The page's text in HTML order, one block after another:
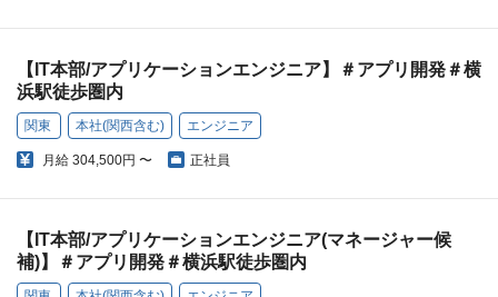
【IT本部/アプリケーションエンジニア】＃アプリ開発＃横
浜駅徒歩圏内
関東 本社(関西含む) エンジニア
月給 304,500円 〜 正社員
【IT本部/アプリケーションエンジニア(マネージャー候
補)】＃アプリ開発＃横浜駅徒歩圏内